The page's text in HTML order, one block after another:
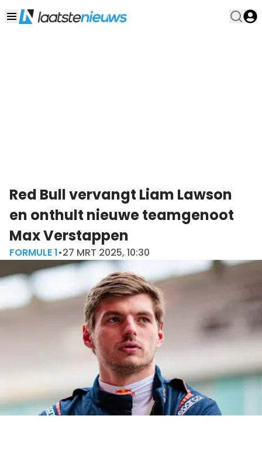
Red Bull vervangt Liam Lawson
en onthult nieuwe teamgenoot
Max Verstappen
FORMULE 1•27 MRT 2025, 10:30